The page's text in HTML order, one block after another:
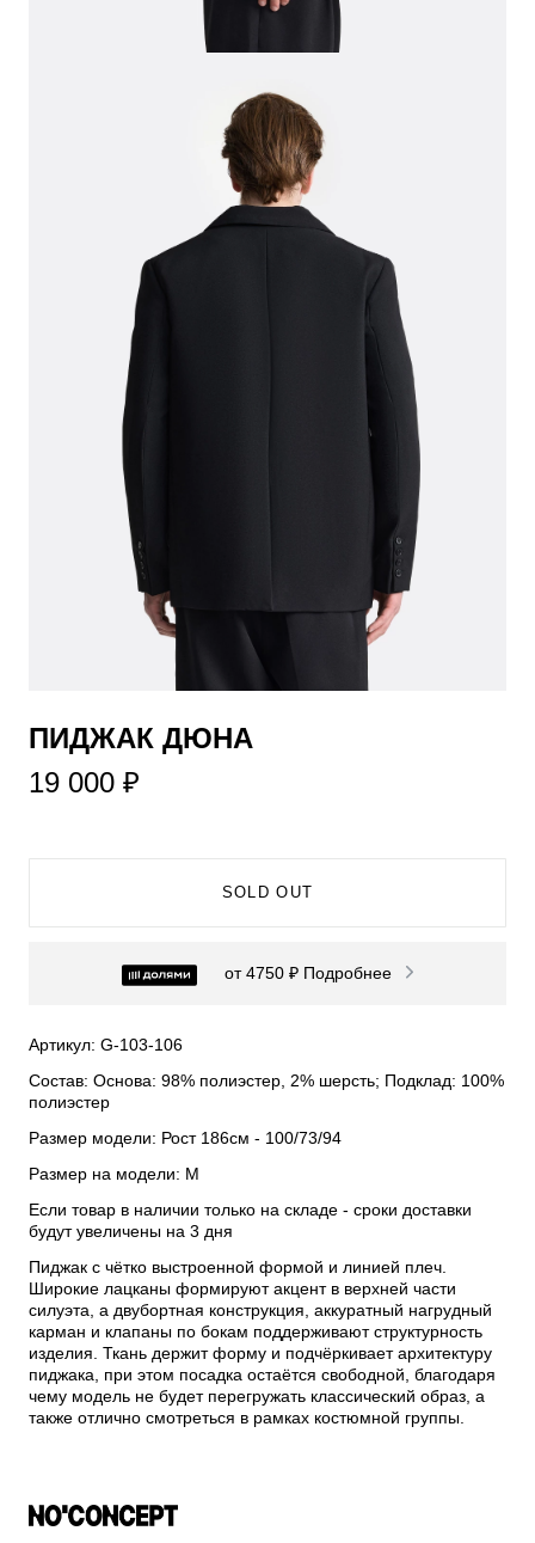
ПИДЖАК ДЮНА
19 000 ₽
SOLD OUT
от 4750 ₽ Подробнее
Артикул: G-103-106
Состав: Основа: 98% полиэстер, 2% шерсть; Подклад: 100%
полиэстер
Размер модели: Рост 186см - 100/73/94
Размер на модели: M
Если товар в наличии только на складе - сроки доставки
будут увеличены на 3 дня
Пиджак с чётко выстроенной формой и линией плеч.
Широкие лацканы формируют акцент в верхней части
силуэта, а двубортная конструкция, аккуратный нагрудный
карман и клапаны по бокам поддерживают структурность
изделия. Ткань держит форму и подчёркивает архитектуру
пиджака, при этом посадка остаётся свободной, благодаря
чему модель не будет перегружать классический образ, а
также отлично смотреться в рамках костюмной группы.